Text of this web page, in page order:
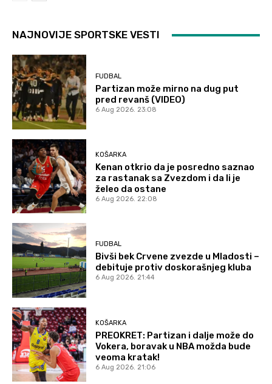
NAJNOVIJE SPORTSKE VESTI
FUDBAL
Partizan može mirno na dug put
pred revanš (VIDEO)
6 Aug 2026. 23:08
KOŠARKA
Kenan otkrio da je posredno saznao
za rastanak sa Zvezdom i da li je
želeo da ostane
6 Aug 2026. 22:08
FUDBAL
Bivši bek Crvene zvezde u Mladosti –
debituje protiv doskorašnjeg kluba
6 Aug 2026. 21:44
KOŠARKA
PREOKRET: Partizan i dalje može do
Vokera, boravak u NBA možda bude
veoma kratak!
6 Aug 2026. 21:06